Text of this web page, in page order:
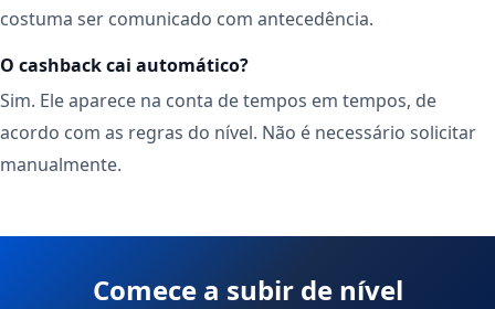
costuma ser comunicado com antecedência.
O cashback cai automático?
Sim. Ele aparece na conta de tempos em tempos, de
acordo com as regras do nível. Não é necessário solicitar
manualmente.
Comece a subir de nível